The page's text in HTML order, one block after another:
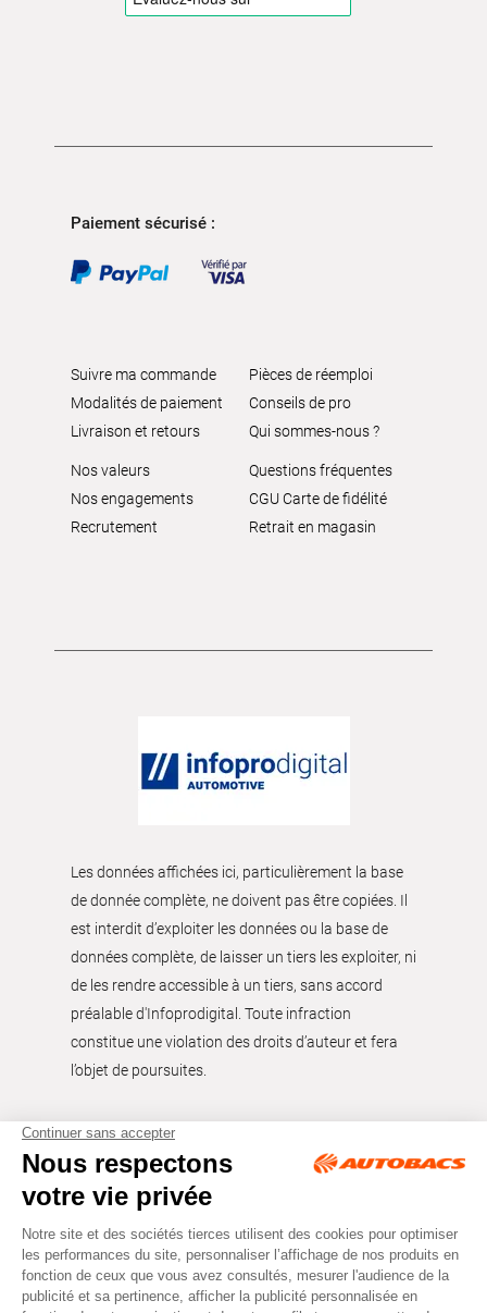
Paiement sécurisé :
Suivre ma commande
Modalités de paiement
Livraison et retours
Pièces de réemploi
Conseils de pro
Qui sommes-nous ?
Nos valeurs
Nos engagements
Recrutement
Questions fréquentes
CGU Carte de fidélité
Retrait en magasin
Les données affichées ici, particulièrement la base
de donnée complète, ne doivent pas être copiées. Il
est interdit d’exploiter les données ou la base de
données complète, de laisser un tiers les exploiter, ni
de les rendre accessible à un tiers, sans accord
préalable d'Infoprodigital. Toute infraction
constitue une violation des droits d’auteur et fera
l’objet de poursuites.
Tous droits réservés © Autobacs